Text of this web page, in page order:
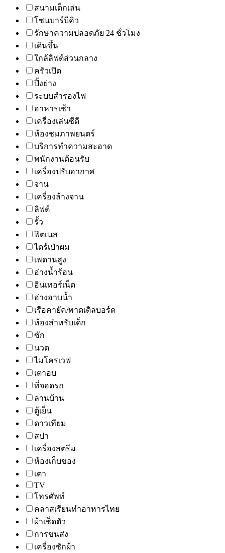
สนามเด็กเล่น
โซนบาร์บีคิว
รักษาความปลอดภัย 24 ชั่วโมง
เดินขึ้น
ใกล้ลิฟต์ส่วนกลาง
ครัวเปิด
ปิ้งย่าง
ระบบสำรองไฟ
อาหารเช้า
เครื่องเล่นซีดี
ห้องชมภาพยนตร์
บริการทำความสะอาด
พนักงานต้อนรับ
เครื่องปรับอากาศ
จาน
เครื่องล้างจาน
ลิฟต์
รั้ว
ฟิตเนส
ไดร์เป่าผม
เพดานสูง
อ่างน้ำร้อน
อินเทอร์เน็ต
อ่างอาบน้ำ
เรือคายัค/พาดเดิลบอร์ด
ห้องสำหรับเด็ก
ซัก
นวด
ไมโครเวฟ
เตาอบ
ที่จอดรถ
ลานบ้าน
ตู้เย็น
ดาวเทียม
สปา
เครื่องสตรีม
ห้องเก็บของ
เตา
TV
โทรศัพท์
คลาสเรียนทำอาหารไทย
ผ้าเช็ดตัว
การขนส่ง
เครื่องซักผ้า